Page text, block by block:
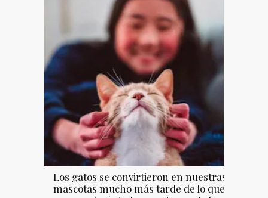
Los gatos se convirtieron en nuestras
mascotas mucho más tarde de lo que